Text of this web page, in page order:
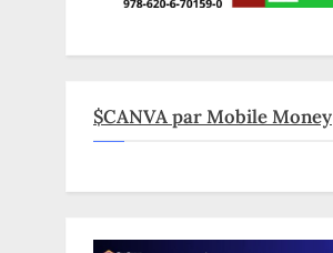
$CANVA par Mobile Money